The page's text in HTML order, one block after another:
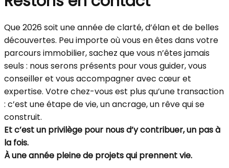
Que 2026 soit une année de clarté, d’élan et de belles
découvertes. Peu importe où vous en êtes dans votre
parcours immobilier, sachez que vous n’êtes jamais
seuls : nous serons présents pour vous guider, vous
conseiller et vous accompagner avec cœur et
expertise. Votre chez-vous est plus qu’une transaction
: c’est une étape de vie, un ancrage, un rêve qui se
construit.
Et c’est un privilège pour nous d’y contribuer, un pas à
la fois.
À une année pleine de projets qui prennent vie.